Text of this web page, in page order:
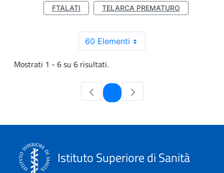
FTALATI
TELARCA PREMATURO
60 Elementi
Mostrati 1 - 6 su 6 risultati.
Pagina
Istituto Superiore di Sanità